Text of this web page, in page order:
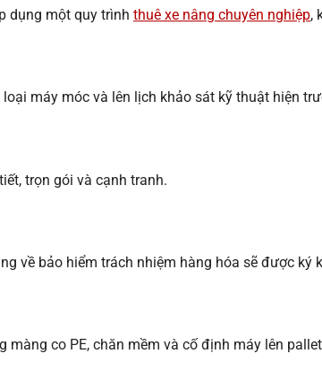
dụng một quy trình thuê xe nâng chuyên nghiệp,
máy móc và lên lịch khảo sát kỹ thuật hiện
trọn gói và cạnh tranh.
về bảo hiểm trách nhiệm hàng hóa sẽ được ký
co PE, chăn mềm và cố định máy lên